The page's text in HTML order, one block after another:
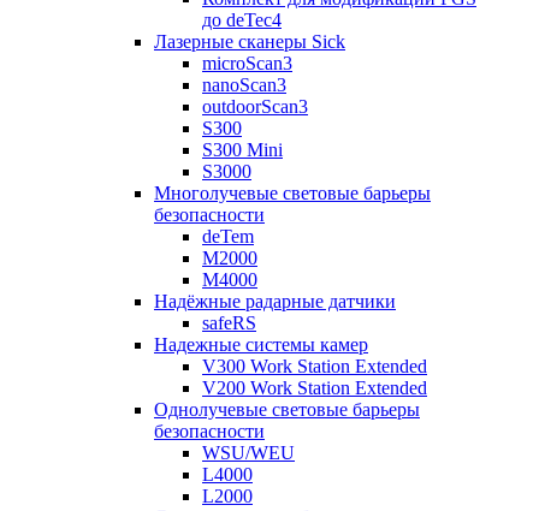
до deTec4
Лазерные сканеры Sick
microScan3
nanoScan3
outdoorScan3
S300
S300 Mini
S3000
Многолучевые световые барьеры
безопасности
deTem
M2000
M4000
Надёжные радарные датчики
safeRS
Надежные системы камер
V300 Work Station Extended
V200 Work Station Extended
Однолучевые световые барьеры
безопасности
WSU/WEU
L4000
L2000